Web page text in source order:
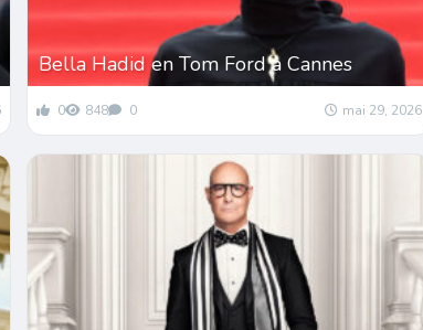
Bella Hadid en Tom Ford à Cannes
0 848 0 mai 29, 2026